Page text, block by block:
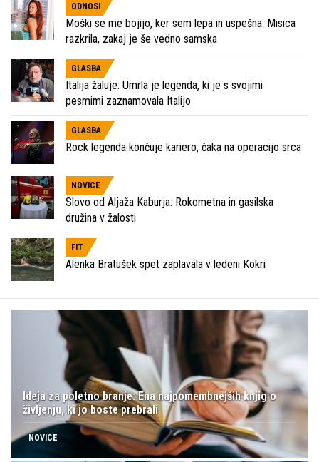
ODNOSI
Moški se me bojijo, ker sem lepa in uspešna: Misica
razkrila, zakaj je še vedno samska
GLASBA
Italija žaluje: Umrla je legenda, ki je s svojimi
pesmimi zaznamovala Italijo
GLASBA
Rock legenda končuje kariero, čaka na operacijo srca
NOVICE
Slovo od Aljaža Kaburja: Rokometna in gasilska
družina v žalosti
FIT
Alenka Bratušek spet zaplavala v ledeni Kokri
Ideja za poletno branje: Ena najpomembnejših knjig o
življenju, ki jo boste prebrali
NOVICE